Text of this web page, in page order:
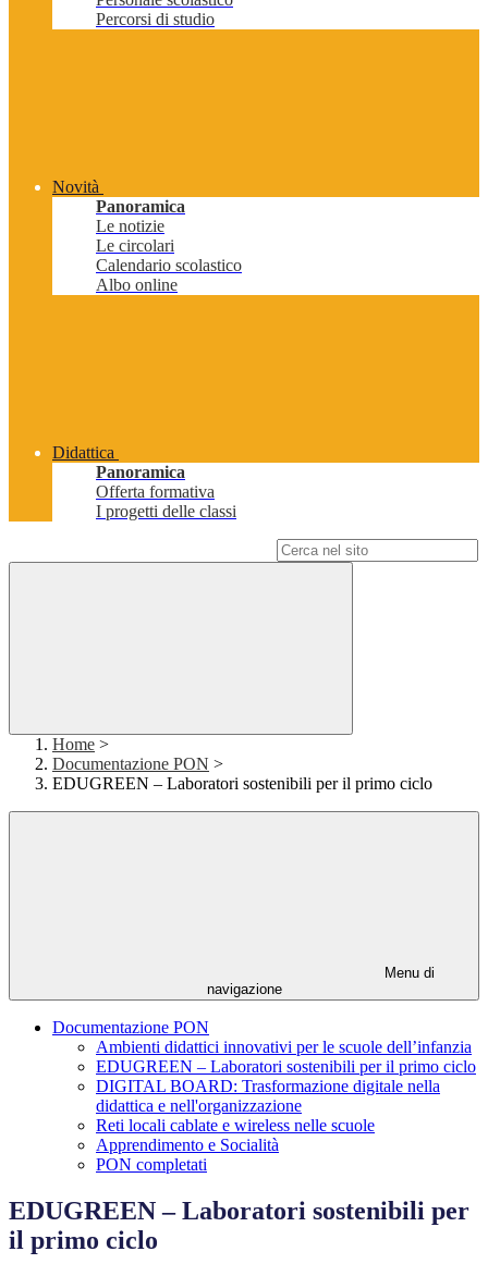
Percorsi di studio
Novità
Panoramica
Le notizie
Le circolari
Calendario scolastico
Albo online
Didattica
Panoramica
Offerta formativa
I progetti delle classi
Home >
Documentazione PON >
EDUGREEN – Laboratori sostenibili per il primo ciclo
Menu di
navigazione
Documentazione PON
Ambienti didattici innovativi per le scuole dell’infanzia
EDUGREEN – Laboratori sostenibili per il primo ciclo
DIGITAL BOARD: Trasformazione digitale nella
didattica e nell'organizzazione
Reti locali cablate e wireless nelle scuole
Apprendimento e Socialità
PON completati
EDUGREEN – Laboratori sostenibili per
il primo ciclo